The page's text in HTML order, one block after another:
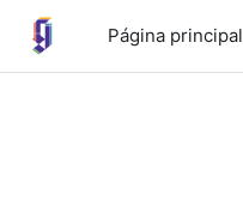
Ir para o conteúdo principal
Página principal